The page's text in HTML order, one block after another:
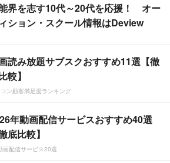
界を志す10代～20代を応援！ オー
ション・スクール情報はDeview
読み放題サブスクおすすめ11選【徹
較】
ン顧客満足度ランキング
年動画配信サービスおすすめ40選
底比較】
画配信サービス20選